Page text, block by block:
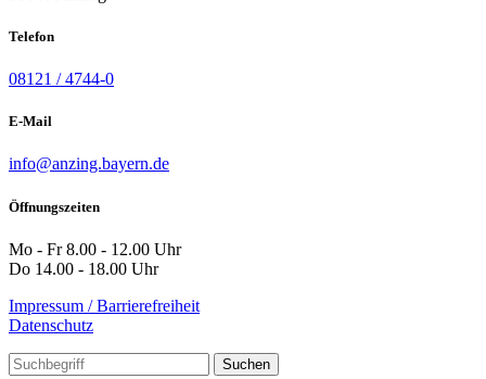
Telefon
08121 / 4744-0
E-Mail
info@anzing.bayern.de
Öffnungszeiten
Mo - Fr 8.00 - 12.00 Uhr
Do 14.00 - 18.00 Uhr
Impressum / Barrierefreiheit
Datenschutz
Suche